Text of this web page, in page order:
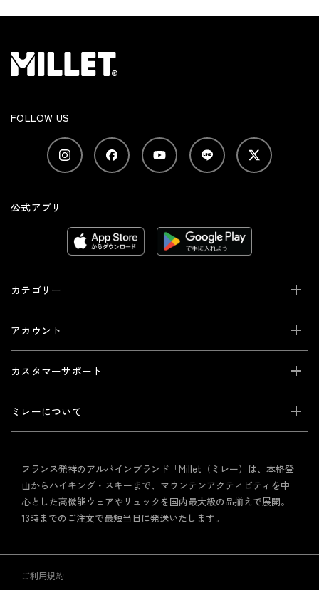
FOLLOW US
公式アプリ
カテゴリー
アカウント
カスタマーサポート
ミレーについて
フランス発祥のアルパインブランド「Millet（ミレー）は、本格登
山からハイキング・スキーまで、マウンテンアクティビティを中
心とした高機能ウェアやリュックを国内最大級の品揃えで展開。
13時までのご注文で最短当日に発送いたします。
ご利用規約